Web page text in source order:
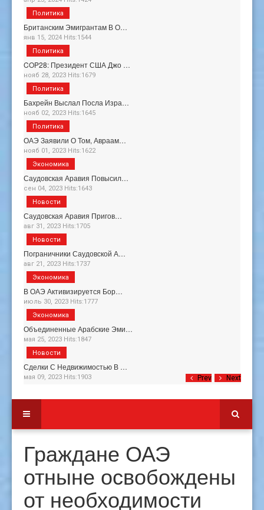
Prev Next
Британским Эмигрантам В О…
янв 15, 2024 Hits:1544
Политика
COP28: Президент США Джо …
нояб 28, 2023 Hits:1679
Политика
Бахрейн Выслал Посла Изра…
нояб 02, 2023 Hits:1645
Политика
ОАЭ Заявили О Том, Авраам…
нояб 01, 2023 Hits:1622
Политика
Саудовская Аравия Повысил…
сен 04, 2023 Hits:1643
Экономика
Саудовская Аравия Пригов…
авг 31, 2023 Hits:1705
Новости
Пограничники Саудовской А…
авг 21, 2023 Hits:1737
Новости
В ОАЭ Активизируется Бор…
июль 30, 2023 Hits:1777
Экономика
Объединенные Арабские Эми…
мая 25, 2023 Hits:1847
Экономика
Сделки С Недвижимостью В …
мая 09, 2023 Hits:1903
Новости
Граждане ОАЭ
отныне освобождены
от необходимости